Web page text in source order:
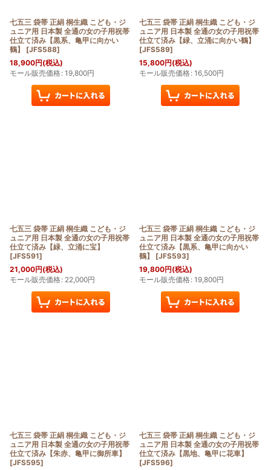
七五三 袋帯 正絹 桐生織 こども・ジ
ュニア用 日本製 全通の女の子用祝帯
仕立て済み【黒系、亀甲に向かい
鶴】
[JFS588]
18,900円(税込)
モール販売価格: 19,800円
七五三 袋帯 正絹 桐生織 こども・ジ
ュニア用 日本製 全通の女の子用祝帯
仕立て済み【緑、立涌に向かい鶴】
[JFS589]
15,800円(税込)
モール販売価格: 16,500円
七五三 袋帯 正絹 桐生織 こども・ジ
ュニア用 日本製 全通の女の子用祝帯
仕立て済み【緑、立涌に宝】
[JFS591]
21,000円(税込)
モール販売価格: 22,000円
七五三 袋帯 正絹 桐生織 こども・ジ
ュニア用 日本製 全通の女の子用祝帯
仕立て済み【黒系、亀甲に向かい
鶴】
[JFS593]
19,800円(税込)
モール販売価格: 19,800円
七五三 袋帯 正絹 桐生織 こども・ジ
ュニア用 日本製 全通の女の子用祝帯
仕立て済み【朱赤、亀甲に御所車】
[JFS595]
七五三 袋帯 正絹 桐生織 こども・ジ
ュニア用 日本製 全通の女の子用祝帯
仕立て済み【黒地、亀甲に花車】
[JFS596]